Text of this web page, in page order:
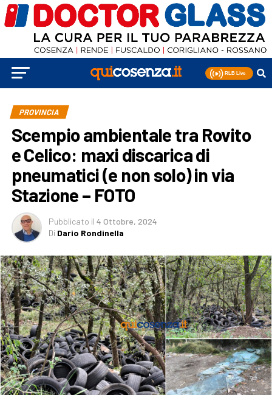
PROVINCIA
Scempio ambientale tra Rovito
e Celico: maxi discarica di
pneumatici (e non solo) in via
Stazione – FOTO
Pubblicato il 4 Ottobre, 2024
Di Dario Rondinella